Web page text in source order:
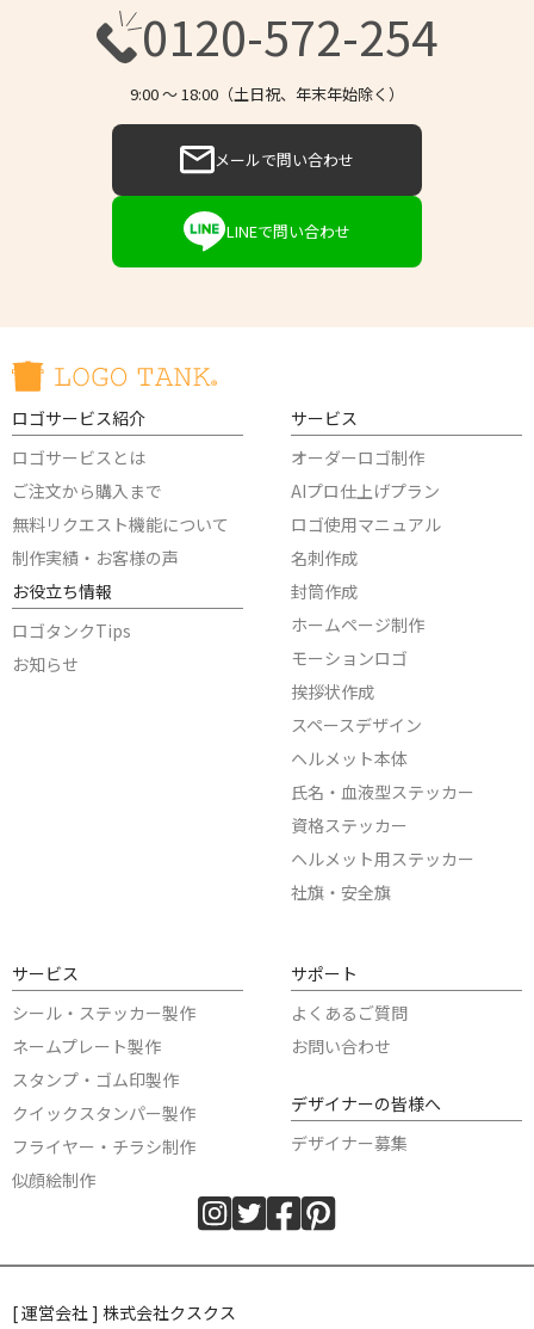
0120-572-254
9:00 〜 18:00（土日祝、年末年始除く）
メールで問い合わせ
LINEで問い合わせ
ロゴサービス紹介
ロゴサービスとは
ご注文から購入まで
無料リクエスト機能について
制作実績・お客様の声
お役立ち情報
ロゴタンクTips
お知らせ
サービス
オーダーロゴ制作
AIプロ仕上げプラン
ロゴ使用マニュアル
名刺作成
封筒作成
ホームページ制作
モーションロゴ
挨拶状作成
スペースデザイン
ヘルメット本体
氏名・血液型ステッカー
資格ステッカー
ヘルメット用ステッカー
社旗・安全旗
サービス
シール・ステッカー製作
ネームプレート製作
スタンプ・ゴム印製作
クイックスタンパー製作
フライヤー・チラシ制作
似顔絵制作
サポート
よくあるご質問
お問い合わせ
デザイナーの皆様へ
デザイナー募集
[ 運営会社 ] 株式会社クスクス